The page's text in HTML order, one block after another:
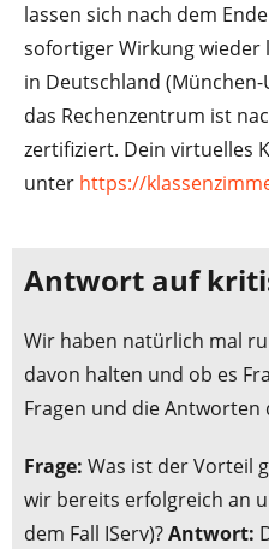
lassen sich nach dem
sofortiger Wirkung wieder
in Deutschland
das Rechenzentrum ist
zertifiziert. Dein virtuelles
unter https://
Antwort auf
Wir haben natürlich mal
davon halten und ob es
Fragen und die Antworten
Frage: Was ist der Vorteil
wir bereits erfolgreich an
dem Fall IServ)?Antwort: